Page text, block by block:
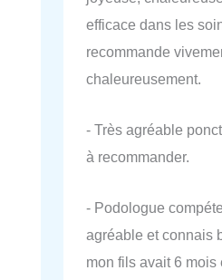
efficace dans les
recommande
chaleureusement.
- Très agréable
à recommander.
- Podologue
agréable et connais
mon fils avait 6 mois